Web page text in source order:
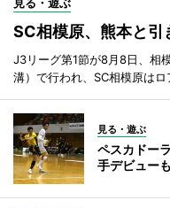
SC相模原、熊本と
J3リーグ第1節が8月8日、相
溝）で行われ、SC相模原は
見る・遊ぶ
ペスカドー
手デビューも